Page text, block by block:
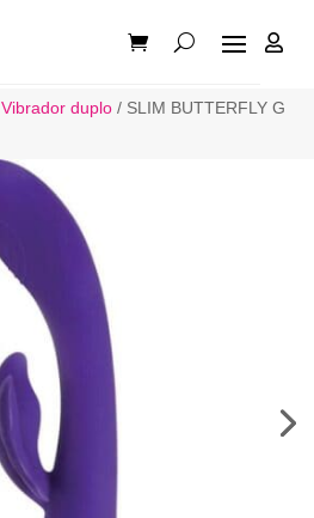

Vibrador duplo/ SLIM BUTTERFLY G